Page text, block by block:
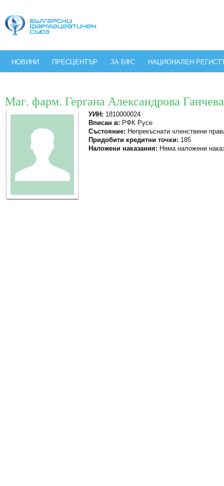
НОВИНИ ПРЕСЦЕНТЪР ЗА БФС НАЦИОНАЛЕН
Маг. фарм. Гергана Александрова Ганчева
УИН: 1810000024
Вписан в: РФК Русе
Състояние: Непрекъснати членствени
Придобити кредитни точки: 185
Наложени наказания: Няма наложени